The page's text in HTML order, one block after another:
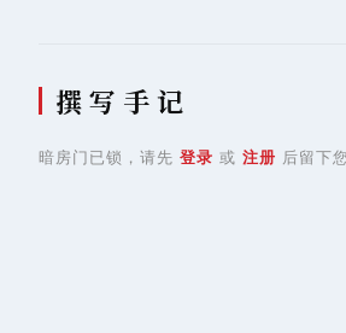
撰 写 手 记
暗房门已锁，请先 登录 或 注册 后留下